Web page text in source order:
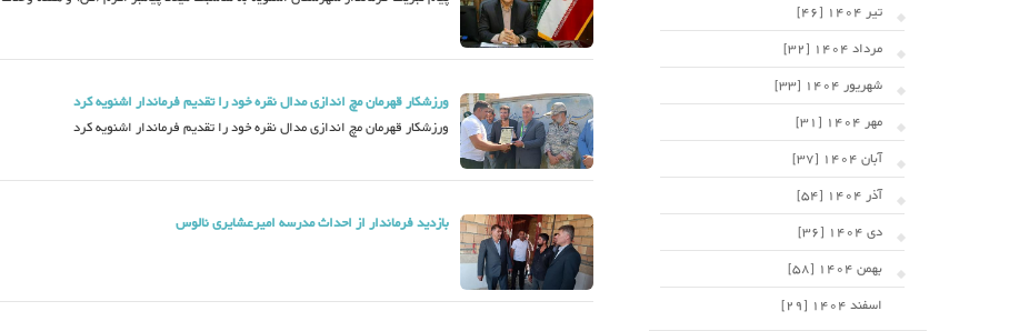
تیر 1404 [46]
مرداد 1404 [32]
شهریور 1404 [33]
مهر 1404 [31]
آبان 1404 [37]
آذر 1404 [54]
دی 1404 [36]
بهمن 1404 [58]
اسفند 1404 [29]
ورزشکار قهرمان مچ اندازی مدال نقره خود را تقدیم فرماندار اشنویه کرد
ورزشکار قهرمان مچ اندازی مدال نقره خود را تقدیم فرماندار اشنویه کرد
بازدید فرماندار از احداث مدرسه امیرعشایری نالوس